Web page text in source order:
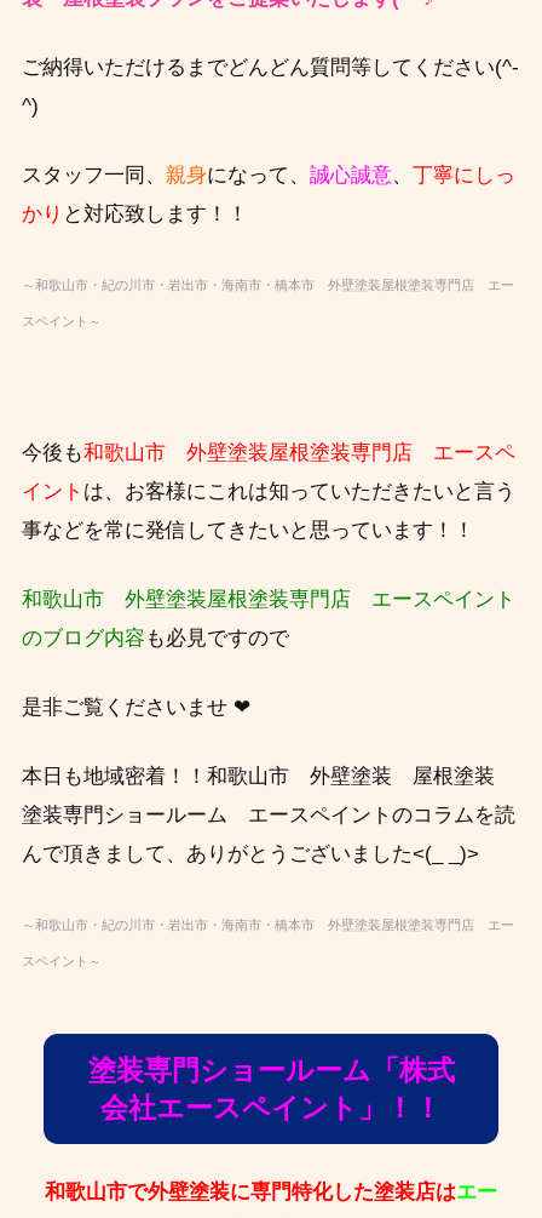
ご納得いただけるまでどんどん質問等してください(^-
^)
スタッフ一同、 親身になって、 誠心誠意、 丁寧にしっ
かり と対応致します！！
～和歌山市・紀の川市・岩出市・海南市・橋本市 外壁塗装屋根塗装専門店 エー
スペイント～
今後も和歌山市 外壁塗装屋根塗装専門店 エースペ
イント は、お客様にこれは知っていただきたいと言う
事などを常に発信してきたいと思っています！！
和歌山市 外壁塗装屋根塗装専門店 エースペイント
のブログ内容 も必見ですので
是非ご覧くださいませ ❤
本日も地域密着！！和歌山市 外壁塗装 屋根塗装
塗装専門ショールーム エースペイントのコラムを読
んで頂きまして、ありがとうございました<(_ _)>
～和歌山市・紀の川市・岩出市・海南市・橋本市 外壁塗装屋根塗装専門店 エー
スペイント～
塗装専門ショールーム「株式
会社エースペイント」！！
和歌山市で外壁塗装に専門特化した塗装店はエー